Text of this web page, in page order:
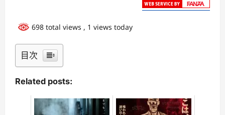
698 total views , 1 views today
目次
Related posts: